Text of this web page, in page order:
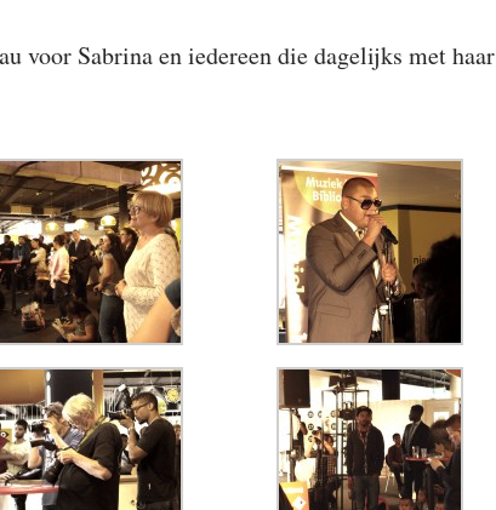
voor Sabrina en iedereen die dagelijks met haar